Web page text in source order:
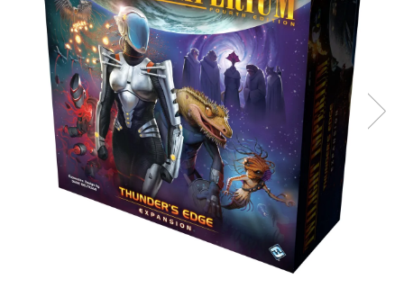
Miniaturi HEROCLIX
Accesorii pentru boardgames
Protectii carti (Sleeves)
Playmats
Deck Boxes/Cutii pentru carti
Portofolii/ Clasoare pentru carti
The Army Painter
Organizatoare